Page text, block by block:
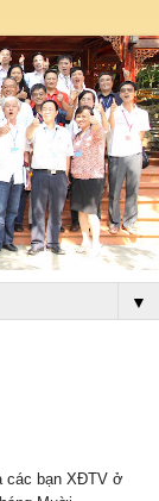
▼
các bạn XĐTV ở